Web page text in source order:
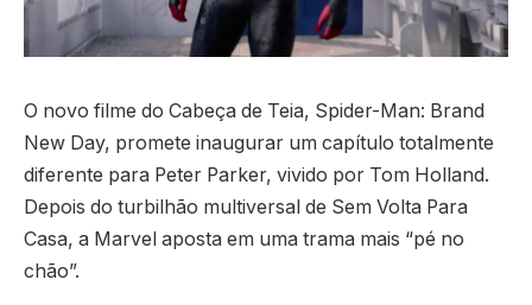
O novo filme do Cabeça de Teia, Spider-Man: Brand
New Day, promete inaugurar um capítulo totalmente
diferente para Peter Parker, vivido por Tom Holland.
Depois do turbilhão multiversal de Sem Volta Para
Casa, a Marvel aposta em uma trama mais “pé no
chão”.